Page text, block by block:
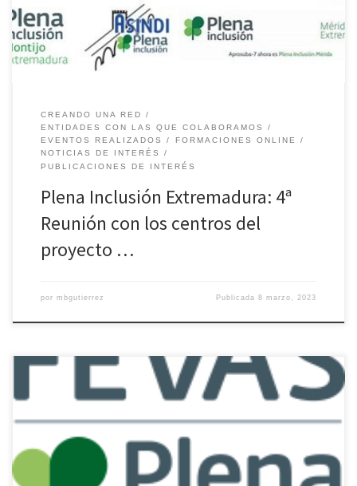
CREANDO UNA RED
ENTIDADES CON LAS QUE COLABORAMOS
EVENTOS REALIZADOS
FORMACIONES ONLINE
NOTICIAS DE INTERÉS
PUBLICACIONES DE INTERÉS
Plena Inclusión Extremadura: 4ª
Reunión con los centros del
proyecto …
por mbgutierrez Publicada8 marzo, 2023
https://blogs.uned.es/protedis/tercera-sesion-de-trabajo-en-el-
grupo-sobre-los-maltratos-sutiles-en-los-centros/